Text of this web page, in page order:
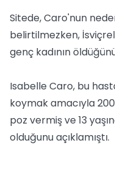
Sitede, Caro'nun
belirtilmezken,
genç kadının
Isabelle Caro, bu
koymak amacıyla
poz vermiş ve 13
olduğunu açıklamıştı.